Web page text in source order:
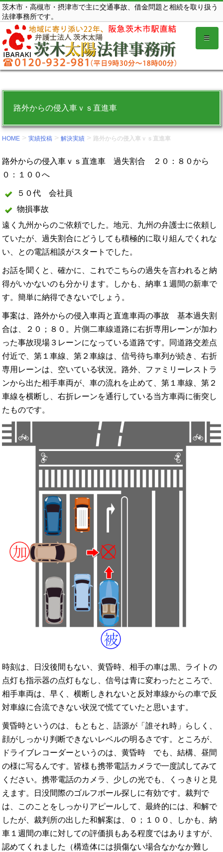
コ
ン
テ
ン
ツ
を
る。
茨木市・高槻市・摂津市で主に交通事故、借金問題と相続を取り扱う
法律事務所です。
路外からの侵入車ｖｓ直進車
HOME >実績投稿 >解決実績 > 路外からの侵入車ｖｓ直進車
路外からの侵入車ｖｓ直進車 過失割合 ２０：８０から
０：１００へ
５０代 会社員
物損事故
遠く九州からのご依頼でした。地元、九州の弁護士に依頼し
ていたが、過失割合にどうしても積極的に取り組んでくれな
い、との電話相談がスタートでした。
お話を聞くと、確かに、これでこちらの過失を言われると納
得がいかないのも分かります。しかも、納車１週間の新車で
す。簡単に納得できないでしょう。
事案は、路外からの侵入車両と直進車両の事故 基本過失割
合は、２０；８０。片側二車線道路に右折専用レーンが加わ
った事故現場３レーンになっている道路です。同道路交差点
付近で、第１車線、第２車線は、信号待ち車列が続き、右折
専用レーンは、空いている状況。路外、ファミリーレストラ
ンから出た相手車両が、車の流れを止めて、第１車線、第２
車線を横断し、右折レーンを通行している当方車両に衝突し
たものです。
時刻は、日没後間もない、黄昏時、相手の車は黒、ライトの
点灯も指示器の点灯もなし、信号は青に変わったところで、
相手車両は、早く、横断しきれないと反対車線からの車で反
対車線に合流できない状況で慌てていたと思います。
黄昏時というのは、もともと、語源が「誰それ時」らしく、
顔がしっかり判断できないレベルの明るさです。ところが、
ドライブレコーダーというのは、黄昏時 でも、結構、昼間
の様に写るんです。皆様も携帯電話カメラで一度試してみて
ください。携帯電話のカメラ、少しの光でも、くっきりと見
えます。日没間際のゴルフボール探しに有効です。裁判で
は、このことをしっかりアピールして、最終的には、和解で
したが、裁判所の出した和解案は、０；１００、しかも、納
車１週間の車に対しての評価損もある程度ではありますが、
認めてくれました（構造体には損傷ない場合なかなか難し